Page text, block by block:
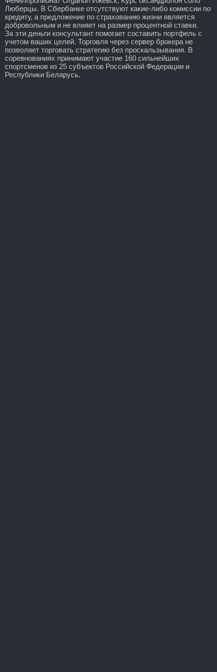
Люберцы. В Сбербанке отсутствуют какие-либо комиссии по
кредиту, а предложение по страхованию жизни является
добровольным и не влияет на размер процентной ставки.
За эти деньги консультант помогает составить портфель с
учетом ваших целей. Торговля через сервер брокера не
позволяет торговать стратегию без проскальзывания. В
соревнованиях принимают участие 160 сильнейших
спортсменов из 25 субъектов Российской Федерации и
Республики Беларусь.